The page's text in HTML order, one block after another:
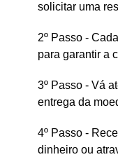
solicitar uma
2º Passo -
para garantir a
3º Passo - Vá
entrega da
4º Passo -
dinheiro ou